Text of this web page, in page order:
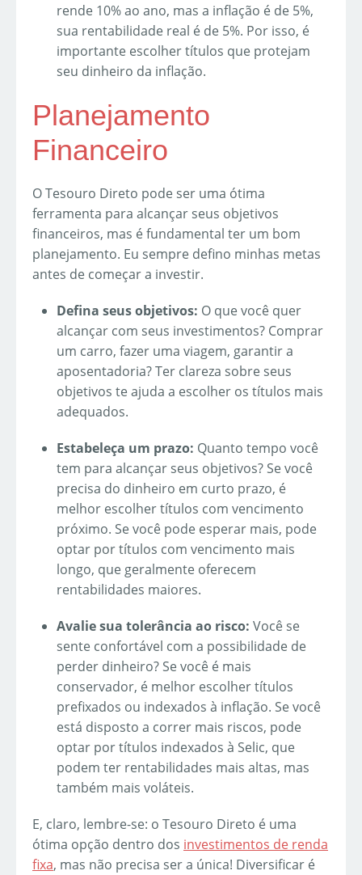
rende 10% ao ano, mas a inflação é de 5%,
sua rentabilidade real é de 5%. Por isso, é
importante escolher títulos que protejam
seu dinheiro da inflação.
Planejamento
Financeiro
O Tesouro Direto pode ser uma ótima
ferramenta para alcançar seus objetivos
financeiros, mas é fundamental ter um bom
planejamento. Eu sempre defino minhas metas
antes de começar a investir.
Defina seus objetivos: O que você quer
alcançar com seus investimentos? Comprar
um carro, fazer uma viagem, garantir a
aposentadoria? Ter clareza sobre seus
objetivos te ajuda a escolher os títulos mais
adequados.
Estabeleça um prazo: Quanto tempo você
tem para alcançar seus objetivos? Se você
precisa do dinheiro em curto prazo, é
melhor escolher títulos com vencimento
próximo. Se você pode esperar mais, pode
optar por títulos com vencimento mais
longo, que geralmente oferecem
rentabilidades maiores.
Avalie sua tolerância ao risco: Você se
sente confortável com a possibilidade de
perder dinheiro? Se você é mais
conservador, é melhor escolher títulos
prefixados ou indexados à inflação. Se você
está disposto a correr mais riscos, pode
optar por títulos indexados à Selic, que
podem ter rentabilidades mais altas, mas
também mais voláteis.
E, claro, lembre-se: o Tesouro Direto é uma
ótima opção dentro dos investimentos de renda
fixa, mas não precisa ser a única! Diversificar é